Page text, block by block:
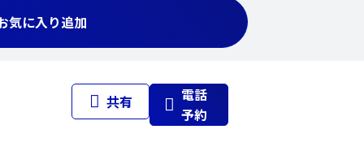
気に入り追加
共有
電話
予約